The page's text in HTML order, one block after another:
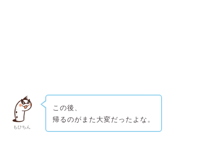
もひちん
この後、
帰るのがまた大変だったよな。